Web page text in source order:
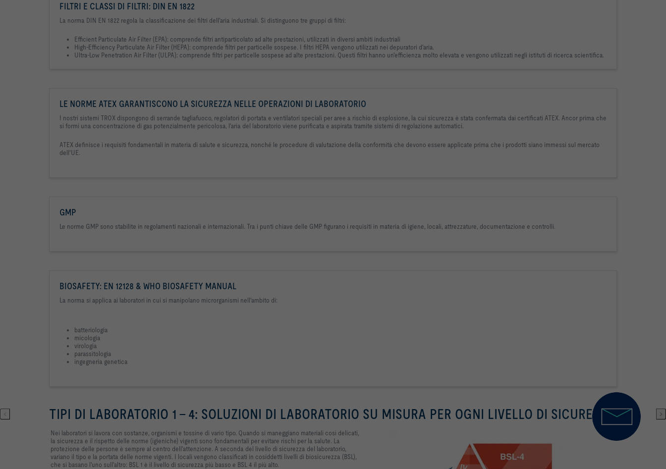
FILTRI E CLASSI DI FILTRI: DIN EN 1822
La norma DIN EN 1822 regola la classificazione dei filtri dell'aria industriali. Si distinguono tre gruppi di filtri:
Efficient Particulate Air Filter (EPA): comprende filtri antiparticolato ad alte prestazioni, utilizzati in diversi ambiti industriali
High-Efficiency Particulate Air Filter (HEPA): comprende filtri per particelle sospese. I filtri HEPA vengono utilizzati nei depuratori d'aria.
Ultra-Low Penetration Air Filter (ULPA): comprende filtri per particelle sospese ad alte prestazioni. Questi filtri hanno un'efficienza molto elevata e vengono utilizzati negli istituti di ricerca scientifica.
LE NORME ATEX GARANTISCONO LA SICUREZZA NELLE OPERAZIONI DI LABORATORIO
I nostri sistemi TROX dispongono di serrande tagliafuoco, regolatori di portata e ventilatori speciali per aree a rischio di esplosione, la cui sicurezza è stata confermata dai certificati ATEX. Ancor prima che
si formi una concentrazione di gas potenzialmente pericolosa, l'aria del laboratorio viene purificata e aspirata tramite sistemi di regolazione automatici.
ATEX definisce i requisiti fondamentali in materia di salute e sicurezza, nonché le procedure di valutazione della conformità che devono essere applicate prima che i prodotti siano immessi sul mercato
dell'UE.
GMP
Le norme GMP sono stabilite in regolamenti nazionali e internazionali. Tra i punti chiave delle GMP figurano i requisiti in materia di igiene, locali, attrezzature, documentazione e controlli.
BIOSAFETY: EN 12128 & WHO BIOSAFETY MANUAL
La norma si applica ai laboratori in cui si manipolano microrganismi nell'ambito di:
batteriologia
micologia
virologia
parassitologia
ingegneria genetica
TIPI DI LABORATORIO 1 - 4: SOLUZIONI DI LABORATORIO SU MISURA PER OGNI LIVELLO DI SICUREZZA
Nei laboratori si lavora con sostanze, organismi e tossine di vario tipo. Quando si maneggiano materiali così delicati,
la sicurezza e il rispetto delle norme (igieniche) vigenti sono fondamentali per evitare rischi per la salute. La
protezione delle persone è sempre al centro dell'attenzione. A seconda del livello di sicurezza del laboratorio,
variano il tipo e la portata delle norme vigenti. I locali vengono classificati in cosiddetti livelli di biosicurezza (BSL),
che si basano l'uno sull'altro: BSL 1 è il livello di sicurezza più basso e BSL 4 il più alto.
< >